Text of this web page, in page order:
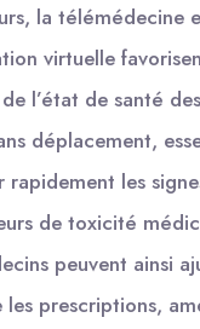
la télémédecine
virtuelle
l’état de santé
déplacement,
rapidement les
de toxicité
peuvent ainsi
les prescriptions,